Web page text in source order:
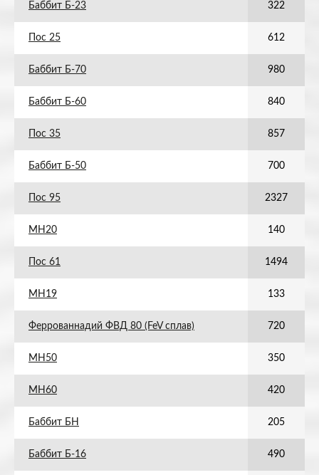
Баббит Б-23 322
Пос 25 612
Баббит Б-70 980
Баббит Б-60 840
Пос 35 857
Баббит Б-50 700
Пос 95 2327
МН20 140
Пос 61 1494
МН19 133
Феррованнадий ФВД 80 (FeV сплав) 720
МН50 350
МН60 420
Баббит БН 205
Баббит Б-16 490